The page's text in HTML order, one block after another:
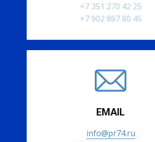
+7 351 270 42 25
+7 902 867 80 45
EMAIL
info@pr74.ru